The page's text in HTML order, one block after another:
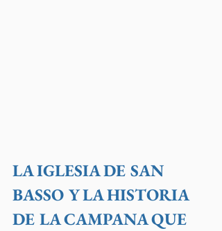
LA IGLESIA DE SAN
BASSO Y LA HISTORIA
DE LA CAMPANA QUE